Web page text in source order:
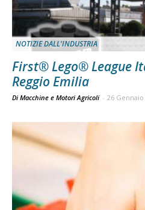
NOTIZIE DALL'INDUSTRIA
First® Lego® League
Reggio Emilia
Di Macchine e Motori Agricoli - 26 Gennaio